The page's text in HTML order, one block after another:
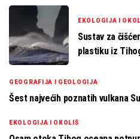
EKOLOGIJA I
Sustav za
plastiku iz
GEOGRAFIJA I GEOLOGIJA
Šest najvećih poznatih vulkana
EKOLOGIJA I OKOLIŠ